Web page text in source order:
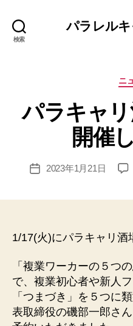
検索
パラレル
ニ
パラキャ
開催
投
2023年1月21日
1/17(火)にパラキャリ酒
「複業ワーカーの５つ
で、複業初心者や新人
「つまづき」を５つに
表取締役の磯部一郎さ